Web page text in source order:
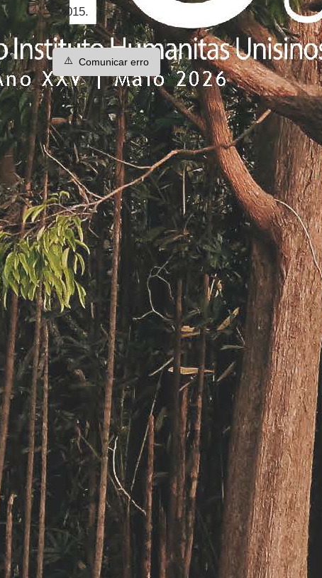
2015.
⚠️ Comunicar erro